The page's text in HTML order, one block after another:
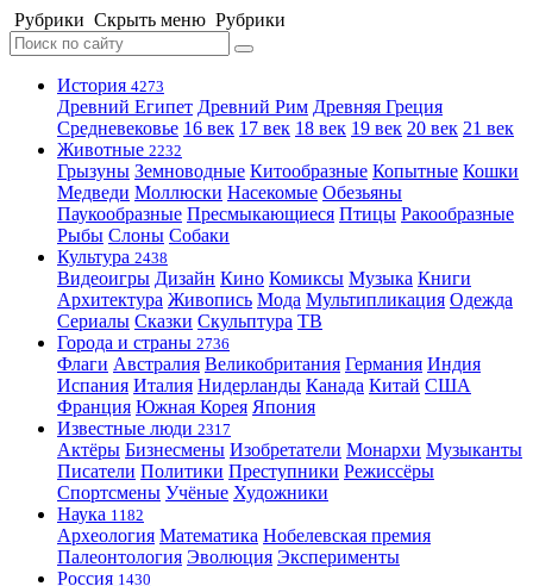
Рубрики Скрыть меню Рубрики
История 4273
Древний Египет Древний Рим Древняя Греция
Средневековье 16 век 17 век 18 век 19 век 20 век 21 век
Животные 2232
Грызуны Земноводные Китообразные Копытные Кошки
Медведи Моллюски Насекомые Обезьяны
Паукообразные Пресмыкающиеся Птицы Ракообразные
Рыбы Слоны Собаки
Культура 2438
Видеоигры Дизайн Кино Комиксы Музыка Книги
Архитектура Живопись Мода Мультипликация Одежда
Сериалы Сказки Скульптура ТВ
Города и страны 2736
Флаги Австралия Великобритания Германия Индия
Испания Италия Нидерланды Канада Китай США
Франция Южная Корея Япония
Известные люди 2317
Актёры Бизнесмены Изобретатели Монархи Музыканты
Писатели Политики Преступники Режиссёры
Спортсмены Учёные Художники
Наука 1182
Археология Математика Нобелевская премия
Палеонтология Эволюция Эксперименты
Россия 1430